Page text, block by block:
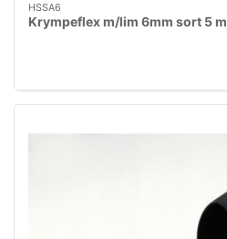
HSSA6
Krympeflex m/lim 6mm sort 5 m